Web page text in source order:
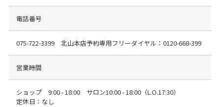
電話番号
075-722-3399北山本店予約専用フリーダイヤル： 0120-668-399
営業時間
ショップ 9:00 - 18:00 サロン10:00 - 18:00（L.O.17:30）
定休日：なし